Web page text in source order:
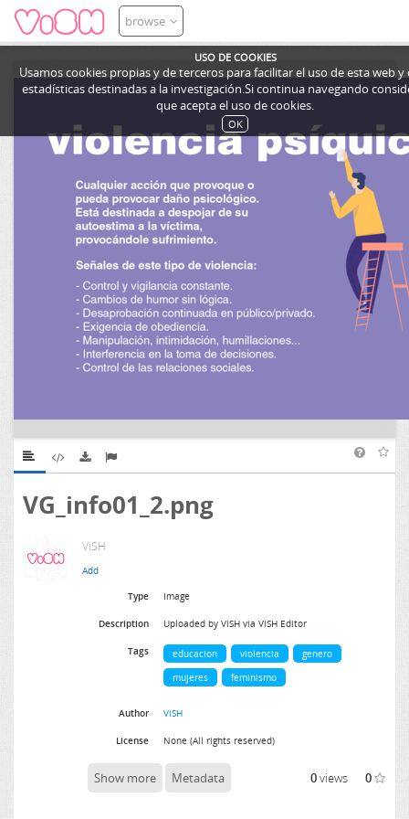
USO DE COOKIES
Usamos cookies propias y de terceros para facilitar el uso de esta web
estadísticas destinadas a la investigación.Si continua navegando
que acepta el uso de cookies.
OK
browse
VG_info01_2.png
ViSH
Type Image
Description Uploaded by ViSH via ViSH Editor
Tags educacion violencia
genero
mujeres
feminismo
Author ViSH
License None (All rights reserved)
Show more Metadata 0views 0